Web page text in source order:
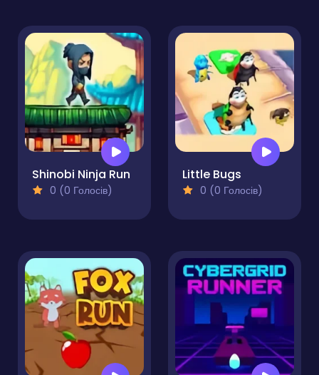
Shinobi Ninja Run
0 (0 Голосів)
Little Bugs
0 (0 Голосів)